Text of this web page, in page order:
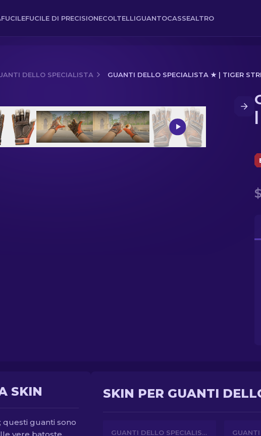
FUCILEFUCILE DI PRECISIONECOLTELLIGUANTOCASSEALTRO
DELLO SPECIALISTA GUANTI DELLO SPECIALISTA ★ | TIGER
★ | Tiger Strike
SKIN
questi guanti sono
SKIN PER GUANTI
GUANTI DELLO SPECIALISTA